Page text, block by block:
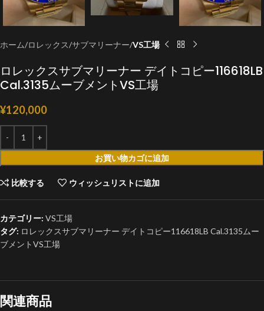
ホーム ロレックス サブマリーナー VS工場
ロレックスサブマリーナー デイトコピー116618LB
Cal.3135ムーブメントVS工場
¥120,000
お買い物カゴに追加
比較する ウィッシュリストに追加
カテゴリー: VS工場
タグ: ロレックスサブマリーナー デイトコピー116618LB Cal.3135ムー
ブメントVS工場
関連商品